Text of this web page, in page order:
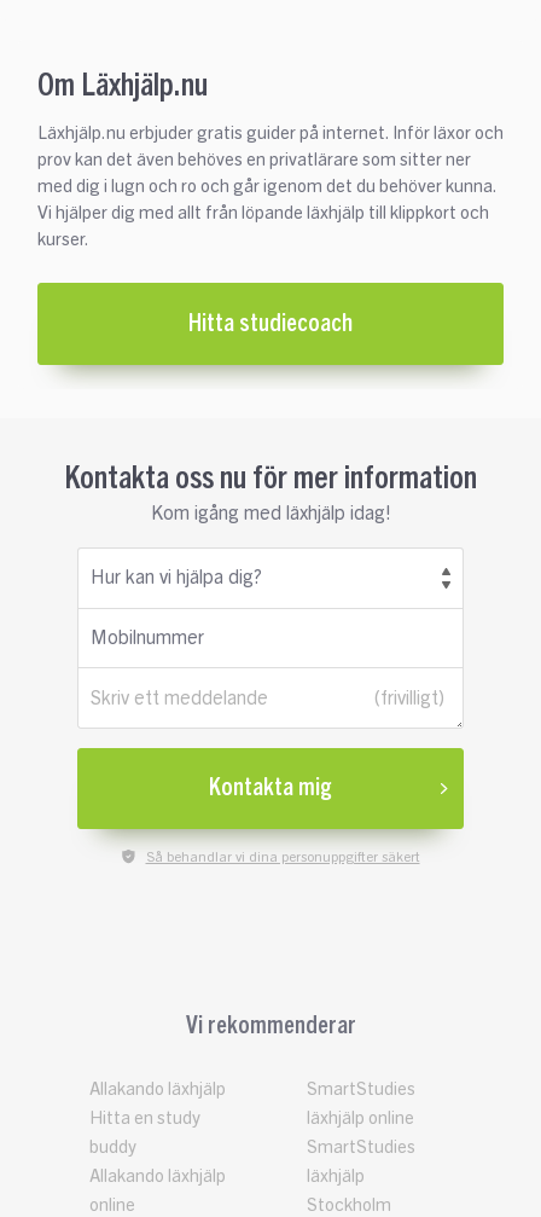
Om Läxhjälp.nu
Läxhjälp.nu erbjuder gratis guider på internet. Inför läxor och
prov kan det även behöves en privatlärare som sitter ner
med dig i lugn och ro och går igenom det du behöver kunna.
Vi hjälper dig med allt från löpande läxhjälp till klippkort och
kurser.
Hitta studiecoach
Kontakta oss nu för mer information
Kom igång med läxhjälp idag!
Hur kan vi hjälpa dig?
Mobilnummer
Skriv ett meddelande
Kontakta mig
Så behandlar vi dina personuppgifter säkert
Vi rekommenderar
Allakando läxhjälp
Hitta en study
buddy
Allakando läxhjälp
online
SmartStudies
läxhjälp online
SmartStudies
läxhjälp
Stockholm